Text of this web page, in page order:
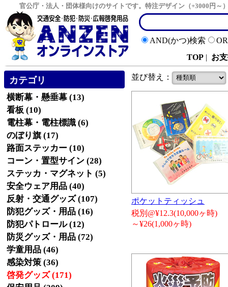
官公庁・法人・団体様向けのサイトです。特注デザイン（+3000円
AND(かつ)検索
TOP | お
カテゴリ
横断幕・懸垂幕 (13)
看板 (10)
電柱幕・電柱標識 (6)
のぼり旗 (17)
路面ステッカー (10)
コーン・置型サイン (28)
ステッカ・マグネット (5)
安全ウェア用品 (40)
反射・交通グッズ (107)
防犯グッズ・用品 (16)
防犯パトロール (12)
防災グッズ・用品 (72)
学童用品 (46)
感染対策 (36)
啓発グッズ (171)
並び替え：
ポケットティッシュ
税別@¥12.3(10,000ヶ時)
～¥26(1,000ヶ時)